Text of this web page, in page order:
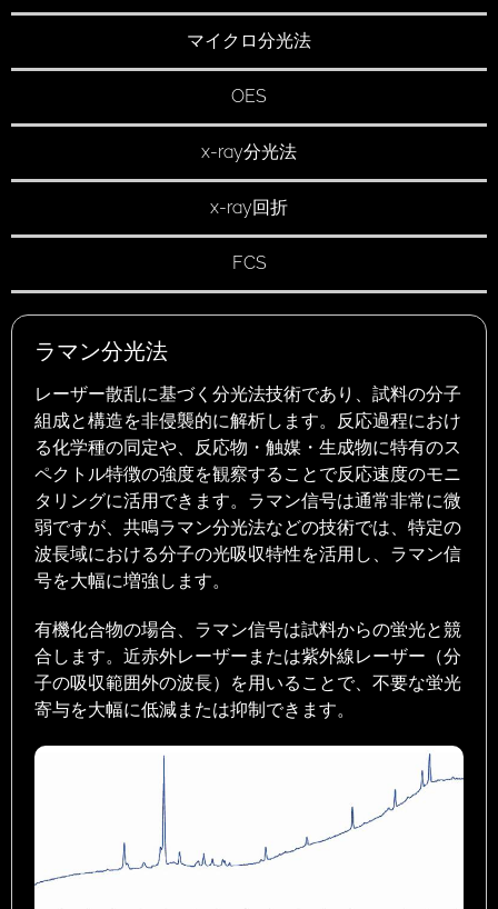
マイクロ分光法
OES
x-ray分光法
x-ray回折
FCS
ラマン分光法
レーザー散乱に基づく分光法技術であり、試料の分子
組成と構造を非侵襲的に解析します。反応過程におけ
る化学種の同定や、反応物・触媒・生成物に特有のス
ペクトル特徴の強度を観察することで反応速度のモニ
タリングに活用できます。ラマン信号は通常非常に微
弱ですが、共鳴ラマン分光法などの技術では、特定の
波長域における分子の光吸収特性を活用し、ラマン信
号を大幅に増強します。
有機化合物の場合、ラマン信号は試料からの蛍光と競
合します。近赤外レーザーまたは紫外線レーザー（分
子の吸収範囲外の波長）を用いることで、不要な蛍光
寄与を大幅に低減または抑制できます。